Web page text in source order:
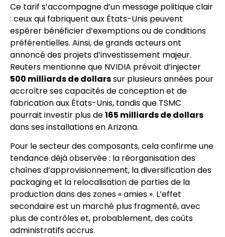
Ce tarif s’accompagne d’un message politique clair
: ceux qui fabriquent aux États-Unis peuvent
espérer bénéficier d’exemptions ou de conditions
préférentielles. Ainsi, de grands acteurs ont
annoncé des projets d’investissement majeur.
Reuters mentionne que NVIDIA prévoit d’injecter
500 milliards de dollarssur plusieurs années pour
accroître ses capacités de conception et de
fabrication aux États-Unis, tandis que TSMC
pourrait investir plus de165 milliards de dollars
dans ses installations en Arizona.
Pour le secteur des composants, cela confirme une
tendance déjà observée : la réorganisation des
chaînes d’approvisionnement, la diversification des
packaging et la relocalisation de parties de la
production dans des zones « amies ». L’effet
secondaire est un marché plus fragmenté, avec
plus de contrôles et, probablement, des coûts
administratifs accrus.